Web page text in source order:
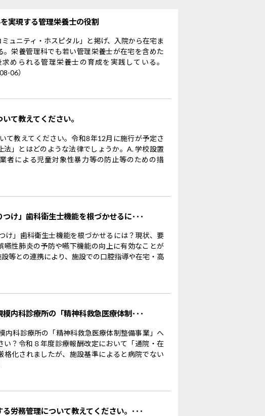
実現する管理栄養士の役割
ュニティ・ホスピタル」と掲げ、入院から在宅ま
。栄養管理科でも若い管理栄養士が在宅を含めた
められる管理栄養士の育成を実践している。
06）
て教えてください。
て教えてください。令和8年12月に施行が予定さ
法」とはどのような法律でしょうか。A. 学校設置
者による児童対象性暴力等の防止等のための措
け」歯科衛生士機能を根づかせるに･･･
け」歯科衛生士機能を根づかせるには？現状、要
嚥性肺炎の予防や嚥下機能の向上に有効なことが
等との連携により、施設での口腔指導や在宅・高
内科診療所の「精神科救急医療体制･･･
内科診療所の「精神科救急医療体制整備事業」へ
い？令和８年度診療報酬改定において「通院・在
格化されましたが、施設基準によると病院でない
労務管理について教えてください。･･･